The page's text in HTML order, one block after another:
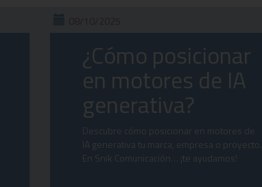
08/10/2025
¿Cómo posicionar
en motores de IA
generativa?
Descubre cómo posicionar en motores de
IA generativa tu marca, empresa o proyecto.
En Snik Comunicación… ¡te ayudamos!